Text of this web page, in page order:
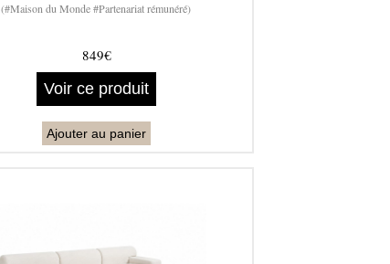
(#Maison du Monde #Partenariat rémunéré)
849€
Voir ce produit
Ajouter au panier